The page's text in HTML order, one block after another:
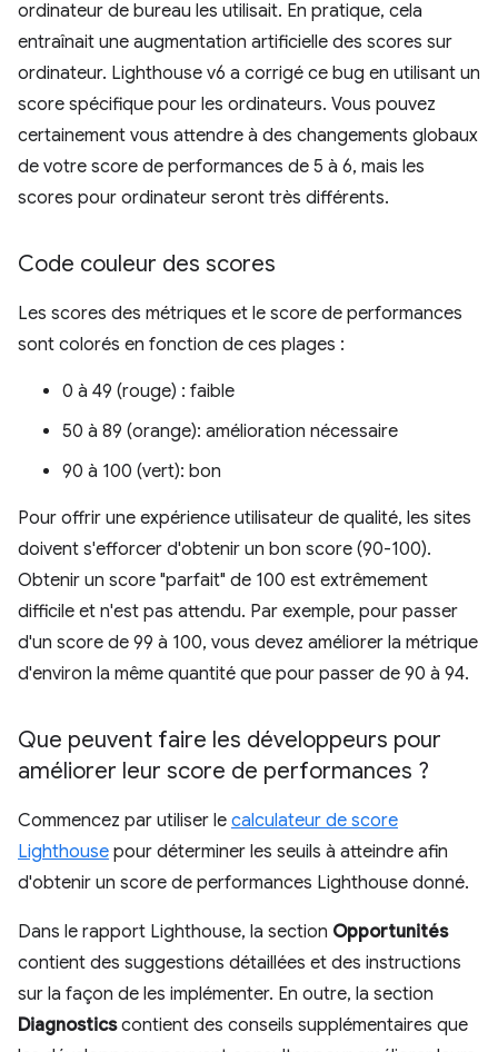
ordinateur de bureau les utilisait. En pratique, cela
entraînait une augmentation artificielle des scores sur
ordinateur. Lighthouse v6 a corrigé ce bug en utilisant un
score spécifique pour les ordinateurs. Vous pouvez
certainement vous attendre à des changements globaux
de votre score de performances de 5 à 6, mais les
scores pour ordinateur seront très différents.
Code couleur des scores
Les scores des métriques et le score de performances
sont colorés en fonction de ces plages :
0 à 49 (rouge) : faible
50 à 89 (orange): amélioration nécessaire
90 à 100 (vert): bon
Pour offrir une expérience utilisateur de qualité, les sites
doivent s'efforcer d'obtenir un bon score (90-100).
Obtenir un score "parfait" de 100 est extrêmement
difficile et n'est pas attendu. Par exemple, pour passer
d'un score de 99 à 100, vous devez améliorer la métrique
d'environ la même quantité que pour passer de 90 à 94.
Que peuvent faire les développeurs pour
améliorer leur score de performances ?
Commencez par utiliser le calculateur de score
Lighthouse pour déterminer les seuils à atteindre afin
d'obtenir un score de performances Lighthouse donné.
Dans le rapport Lighthouse, la section Opportunités
contient des suggestions détaillées et des instructions
sur la façon de les implémenter. En outre, la section
Diagnosticscontient des conseils supplémentaires que